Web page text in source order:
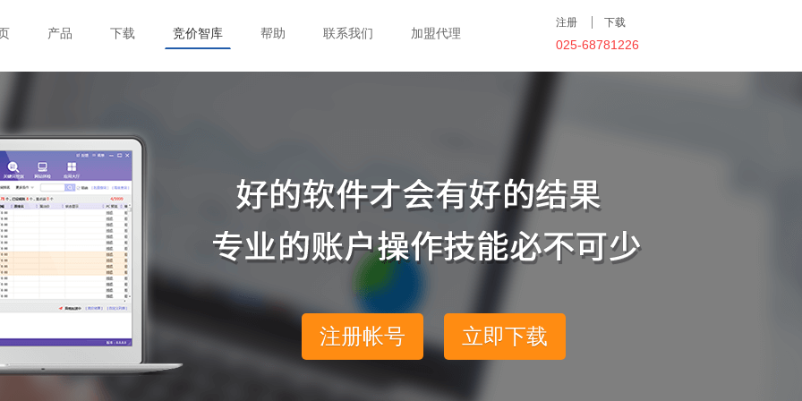
产品 下载 竞价智库 帮助 联系我们 加盟代理
注册 下载
025-68781226
注册帐号 立即下载